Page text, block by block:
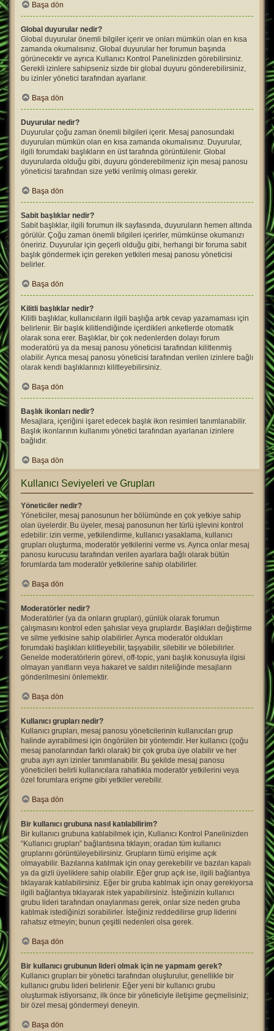
Başa dön
Global duyurular nedir?
Global duyurular önemli bilgiler içerir ve onları mümkün olan en kısa
zamanda okumalısınız. Global duyurular her forumun başında
görünecektir ve ayrıca Kullanıcı Kontrol Panelinizden görebilirsiniz.
Gerekli izinlere sahipseniz sizde bir global duyuru gönderebilirsiniz,
bu izinler yönetici tarafından ayarlanır.
Başa dön
Duyurular nedir?
Duyurular çoğu zaman önemli bilgileri içerir. Mesaj panosundaki
duyuruları mümkün olan en kısa zamanda okumalısınız. Duyurular,
ilgili forumdaki başlıkların en üst tarafında görüntülenir. Global
duyurularda olduğu gibi, duyuru gönderebilmeniz için mesaj panosu
yöneticisi tarafından size yetki verilmiş olması gerekir.
Başa dön
Sabit başlıklar nedir?
Sabit başlıklar, ilgili forumun ilk sayfasında, duyuruların hemen altında
görülür. Çoğu zaman önemli bilgileri içerirler, mümkünse okumanızı
öneririz. Duyurular için geçerli olduğu gibi, herhangi bir foruma sabit
başlık göndermek için gereken yetkileri mesaj panosu yöneticisi
belirler.
Başa dön
Kilitli başlıklar nedir?
Kilitli başlıklar, kullanıcıların ilgili başlığa artık cevap yazamaması için
belirlenir. Bir başlık kilitlendiğinde içerdikleri anketlerde otomatik
olarak sona erer. Başlıklar, bir çok nedenlerden dolayı forum
moderatörü ya da mesaj panosu yöneticisi tarafından kilitlenmiş
olabilir. Ayrıca mesaj panosu yöneticisi tarafından verilen izinlere bağlı
olarak kendi başlıklarınızı kilitleyebilirsiniz.
Başa dön
Başlık ikonları nedir?
Mesajlara, içeriğini işaret edecek başlık ikon resimleri tanımlanabilir.
Başlık ikonlarının kullanımı yönetici tarafından ayarlanan izinlere
bağlıdır.
Başa dön
Kullanıcı Seviyeleri ve Grupları
Yöneticiler nedir?
Yöneticiler, mesaj panosunun her bölümünde en çok yetkiye sahip
olan üyelerdir. Bu üyeler, mesaj panosunun her türlü işlevini kontrol
edebilir: izin verme, yetkilendirme, kullanıcı yasaklama, kullanıcı
grupları oluşturma, moderatör yetkilerini verme vs. Ayrıca onlar mesaj
panosu kurucusu tarafından verilen ayarlara bağlı olarak bütün
forumlarda tam moderatör yetkilerine sahip olabilirler.
Başa dön
Moderatörler nedir?
Moderatörler (ya da onların grupları), günlük olarak forumun
çalışmasını kontrol eden şahıslar veya gruplardır. Başlıkları değiştirme
ve silme yetkisine sahip olabilirler. Ayrıca moderatör oldukları
forumdaki başlıkları kilitleyebilir, taşıyabilir, silebilir ve bölebilirler.
Genelde moderatörlerin görevi, off-topic, yani başlık konusuyla ilgisi
olmayan yanıtların veya hakaret ve saldırı niteliğinde mesajların
gönderilmesini önlemektir.
Başa dön
Kullanıcı grupları nedir?
Kullanıcı grupları, mesaj panosu yöneticilerinin kullanıcıları grup
halinde ayırabilmesi için öngörülen bir yöntemdir. Her kullanıcı (çoğu
mesaj panolarından farklı olarak) bir çok gruba üye olabilir ve her
gruba ayrı ayrı izinler tanımlanabilir. Bu şekilde mesaj panosu
yöneticileri belirli kullanıcılara rahatlıkla moderatör yetkilerini veya
özel forumlara erişme gibi yetkiler verebilir.
Başa dön
Bir kullanıcı grubuna nasıl katılabilirim?
Bir kullanıcı grubuna katılabilmek için, Kullanıcı Kontrol Panelinizden
“Kullanıcı grupları” bağlantısına tıklayın; oradan tüm kullanıcı
gruplarını görüntüleyebilirsiniz. Grupların tümü erişime açık
olmayabilir. Bazılarına katılmak için onay gerekebilir ve bazıları kapalı
ya da gizli üyeliklere sahip olabilir. Eğer grup açık ise, ilgili bağlantıya
tıklayarak katılabilirsiniz. Eğer bir gruba katılmak için onay gerekiyorsa
ilgili bağlantıya tıklayarak istek yapabilirsiniz. İsteğinizin kullanıcı
grubu lideri tarafından onaylanması gerek, onlar size neden gruba
katılmak istediğinizi sorabilirler. İsteğiniz reddedilirse grup liderini
rahatsız etmeyin; bunun çeşitli nedenleri olsa gerek.
Başa dön
Bir kullanıcı grubunun lideri olmak için ne yapmam gerek?
Kullanıcı grupları bir yönetici tarafından oluşturulur, genellikle bir
kullanıcı grubu lideri belirlenir. Eğer yeni bir kullanıcı grubu
oluşturmak istiyorsanız, ilk önce bir yöneticiyle iletişime geçmelisiniz;
bir özel mesaj göndermeyi deneyin.
Başa dön